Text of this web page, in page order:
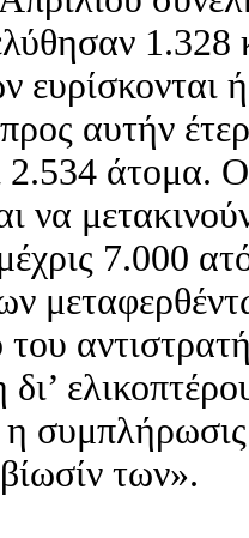
1.328
ευρίσκονται
αυτήν
2.534 άτομα.
να
7.000
του
η
των».